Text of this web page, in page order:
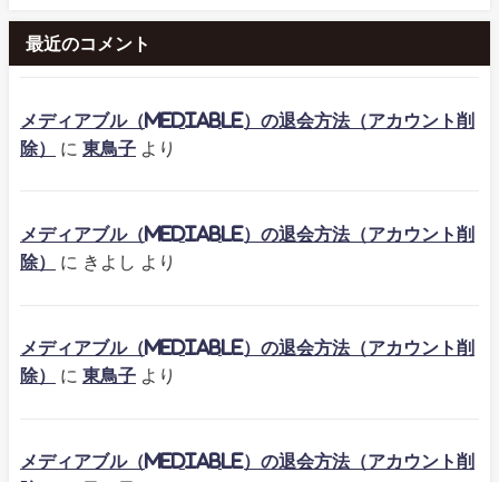
最近のコメント
メディアブル（mediable）の退会方法（アカウント削
除）
に 東鳥子 より
メディアブル（mediable）の退会方法（アカウント削
除）
に きよし より
メディアブル（mediable）の退会方法（アカウント削
除）
に 東鳥子 より
メディアブル（mediable）の退会方法（アカウント削